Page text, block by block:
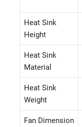
Heat Sink
Height
Heat Sink
Material
Heat Sink
Weight
Fan Dimension